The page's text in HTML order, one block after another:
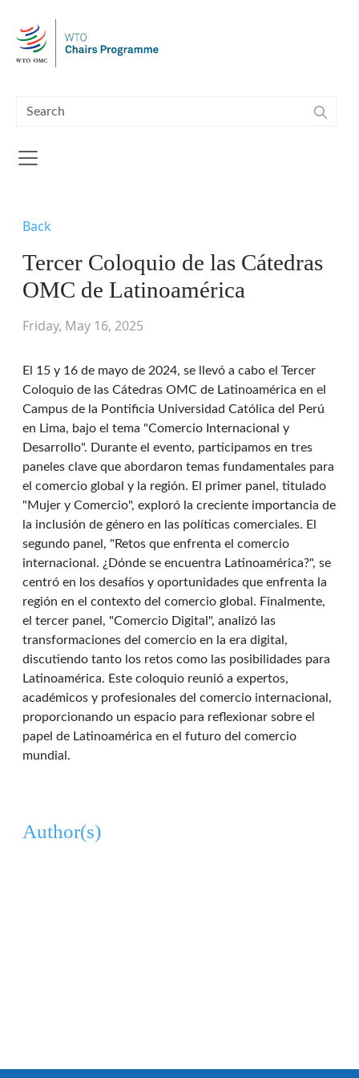
Back
Tercer Coloquio de las Cátedras
OMC de Latinoamérica
Friday, May 16, 2025
El 15 y 16 de mayo de 2024, se llevó a cabo el Tercer
Coloquio de las Cátedras OMC de Latinoamérica en el
Campus de la Pontificia Universidad Católica del Perú
en Lima, bajo el tema "Comercio Internacional y
Desarrollo". Durante el evento, participamos en tres
paneles clave que abordaron temas fundamentales para
el comercio global y la región. El primer panel, titulado
"Mujer y Comercio", exploró la creciente importancia de
la inclusión de género en las políticas comerciales. El
segundo panel, "Retos que enfrenta el comercio
internacional. ¿Dónde se encuentra Latinoamérica?", se
centró en los desafíos y oportunidades que enfrenta la
región en el contexto del comercio global. Finalmente,
el tercer panel, "Comercio Digital", analizó las
transformaciones del comercio en la era digital,
discutiendo tanto los retos como las posibilidades para
Latinoamérica. Este coloquio reunió a expertos,
académicos y profesionales del comercio internacional,
proporcionando un espacio para reflexionar sobre el
papel de Latinoamérica en el futuro del comercio
mundial.
Author(s)